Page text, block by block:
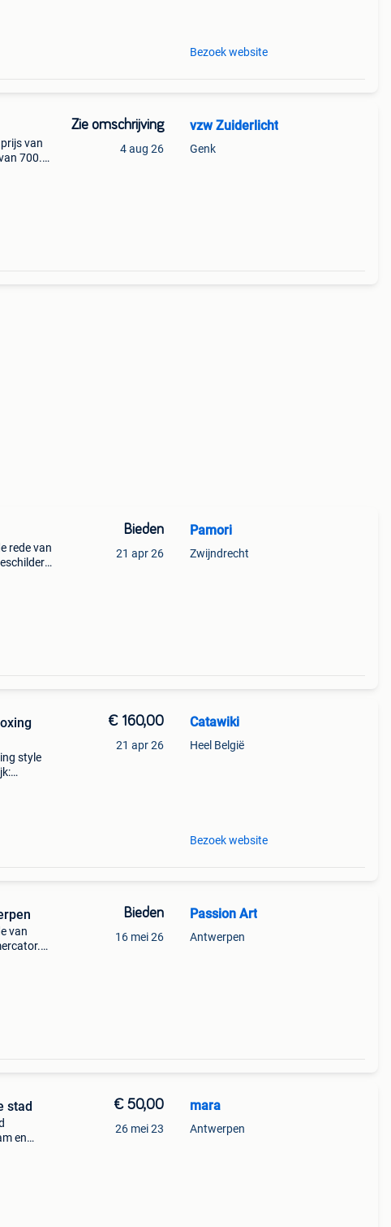
Bezoek website
van
700.
Zie omschrijving
4 aug 26
vzw Zuiderlicht
Genk
rede van
Bieden
21 apr 26
Pamori
Zwijndrecht
style
€ 160,00
21 apr 26
Catawiki
Heel België
Bezoek website
van
Bieden
16 mei 26
Passion Art
Antwerpen
-Oude stad
en
€ 50,00
26 mei 23
mara
Antwerpen